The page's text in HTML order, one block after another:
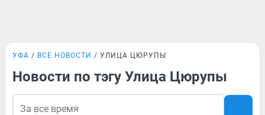
УФА ВСЕ НОВОСТИ УЛИЦА ЦЮРУПЫ
Новости по тэгу Улица Цюрупы